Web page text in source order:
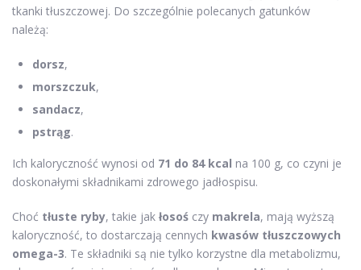
tkanki tłuszczowej. Do szczególnie polecanych gatunków
należą:
dorsz,
morszczuk,
sandacz,
pstrąg.
Ich kaloryczność wynosi od 71 do 84 kcal na 100 g, co czyni je
doskonałymi składnikami zdrowego jadłospisu.
Choć tłuste ryby, takie jak łosoś czy makrela, mają wyższą
kaloryczność, to dostarczają cennych kwasów tłuszczowych
omega-3. Te składniki są nie tylko korzystne dla metabolizmu,